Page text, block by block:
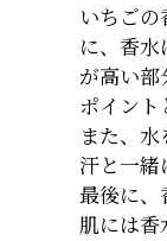
いちご
に、香
が高い
ポイント
また、
汗と一緒
最後に、
肌には香